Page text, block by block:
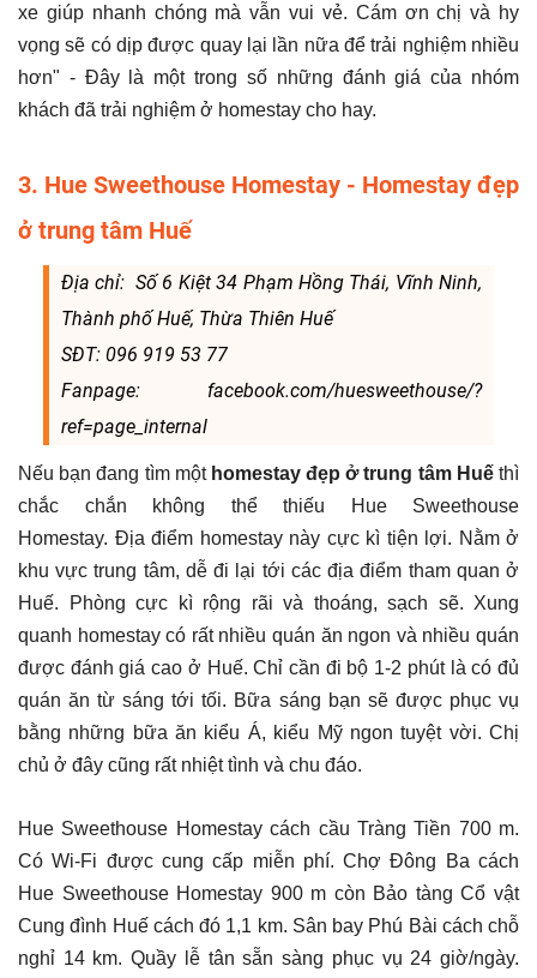
xe giúp nhanh chóng mà vẫn vui vẻ. Cám ơn chị và hy
vọng sẽ có dịp được quay lại lần nữa để trải nghiệm nhiều
hơn" - Đây là một trong số những đánh giá của nhóm
khách đã trải nghiệm ở homestay cho hay.
3. Hue Sweethouse Homestay - Homestay đẹp
ở trung tâm Huế
Địa chỉ: Số 6 Kiệt 34 Phạm Hồng Thái, Vĩnh Ninh,
Thành phố Huế, Thừa Thiên Huế
SĐT: 096 919 53 77
Fanpage: facebook.com/huesweethouse/?
ref=page_internal
Nếu bạn đang tìm mộthomestay đẹp ở trung tâm Huếthì
chắc chắn không thể thiếu Hue Sweethouse
Homestay. Địa điểm homestay này cực kì tiện lợi. Nằm ở
khu vực trung tâm, dễ đi lại tới các địa điểm tham quan ở
Huế. Phòng cực kì rộng rãi và thoáng, sạch sẽ. Xung
quanh homestay có rất nhiều quán ăn ngon và nhiều quán
được đánh giá cao ở Huế. Chỉ cần đi bộ 1-2 phút là có đủ
quán ăn từ sáng tới tối. Bữa sáng bạn sẽ được phục vụ
bằng những bữa ăn kiểu Á, kiểu Mỹ ngon tuyệt vời. Chị
chủ ở đây cũng rất nhiệt tình và chu đáo.
Hue Sweethouse Homestay cách cầu Tràng Tiền 700 m.
Có Wi-Fi được cung cấp miễn phí. Chợ Đông Ba cách
Hue Sweethouse Homestay 900 m còn Bảo tàng Cổ vật
Cung đình Huế cách đó 1,1 km. Sân bay Phú Bài cách chỗ
nghỉ 14 km. Quầy lễ tân sẵn sàng phục vụ 24 giờ/ngày.